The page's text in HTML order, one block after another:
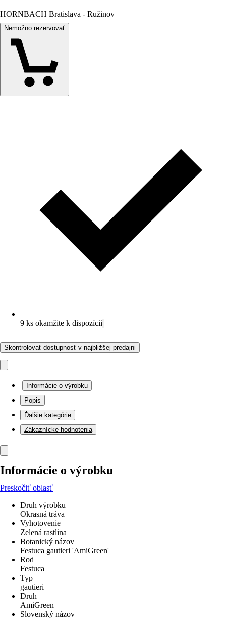
HORNBACH Bratislava - Ružinov
Nemožno rezervovať
9 ks okamžite k dispozícii
Skontrolovať dostupnosť v najbližšej predajni
Informácie o výrobku
Popis
Ďalšie kategórie
Zákaznícke hodnotenia
Informácie o výrobku
Preskočiť oblasť
Druh výrobku
Okrasná tráva
Vyhotovenie
Zelená rastlina
Botanický názov
Festuca gautieri 'AmiGreen'
Rod
Festuca
Typ
gautieri
Druh
AmiGreen
Slovenský názov